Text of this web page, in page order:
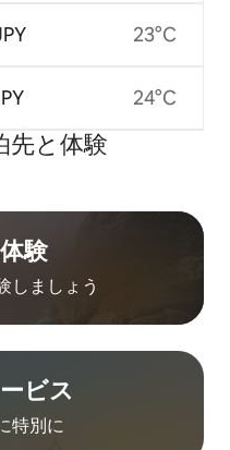
23°C
24°C
先と体⁠験
験
しましょう
ビ⁠ス
特⁠別⁠に